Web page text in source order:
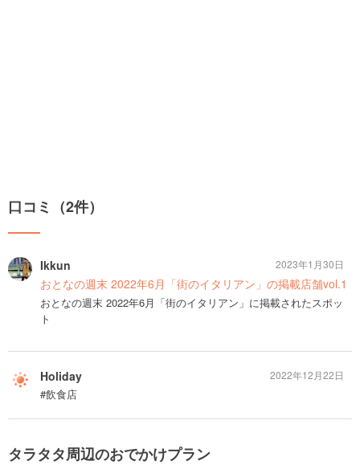
口コミ（2件）
Ikkun
おとなの週末 2022年6月「街のイタリアン」の掲載店舗vol.1
おとなの週末 2022年6月「街のイタリアン」に掲載されたスポッ
ト
2023年1月30日
Holiday
#飲食店
2022年12月22日
タラタタ周辺のおでかけプラン